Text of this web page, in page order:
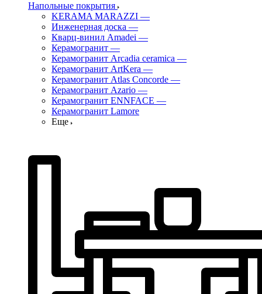
Напольные покрытия
KERAMA MARAZZI —
Инженерная доска —
Кварц-винил Amadei —
Керамогранит —
Керамогранит Arcadia ceramica —
Керамогранит ArtKera —
Керамогранит Atlas Concorde —
Керамогранит Azario —
Керамогранит ENNFACE —
Керамогранит Lamore
Еще